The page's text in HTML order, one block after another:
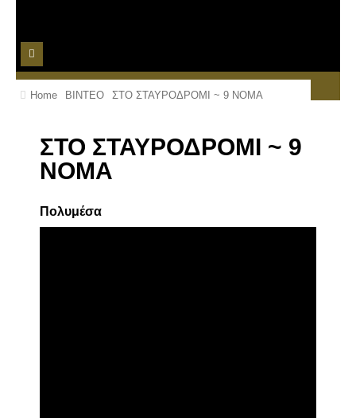
ΑΡΧΙΚΗ
ΒΙΝΤΕΟ
ΚΡΑΤΗΣΕΙΣ
Home ΒΙΝΤΕΟ ΣΤΟ ΣΤΑΥΡΟΔΡΟΜΙ ~ 9 ΝΟΜΑ
ΣΤΟ ΣΤΑΥΡΟΔΡΟΜΙ ~ 9
ΝΟΜΑ
Πολυμέσα